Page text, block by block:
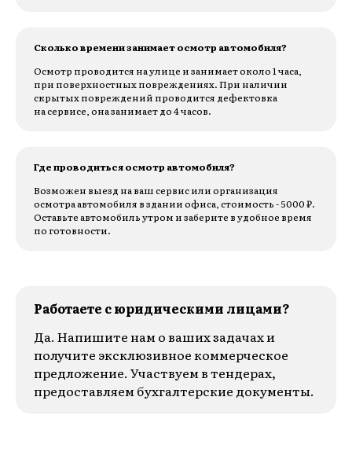
Сколько времени занимает осмотр автомобиля?
Осмотр проводится на улице и занимает около 1 часа,
при поверхностных повреждениях. При наличии
скрытых повреждений проводится дефектовка
на сервисе, она занимает до 4 часов.
Где проводиться осмотр автомобиля?
Возможен выезд на ваш сервис или организация
осмотра автомобиля в здании офиса, стоимость - 5000 ₽.
Оставьте автомобиль утром и заберите в удобное время
по готовности.
Работаете с юридическими лицами?
Да. Напишите нам о ваших задачах и
получите эксклюзивное коммерческое
предложение. Участвуем в тендерах,
предоставляем бухгалтерские документы.